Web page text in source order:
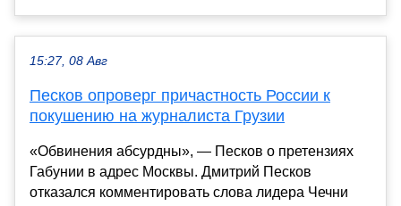
15:27, 08 Авг
Песков опроверг причастность России к
покушению на журналиста Грузии
«Обвинения абсурдны», — Песков о претензиях
Габунии в адрес Москвы. Дмитрий Песков
отказался комментировать слова лидера Чечни